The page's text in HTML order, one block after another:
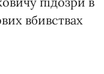
вбивствах